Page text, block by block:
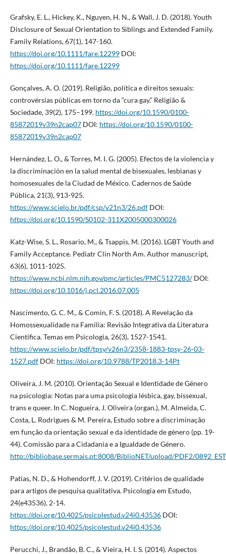
Grafsky, E. L., Hickey, K., Nguyen, H. N., & Wall, J. D. (2018). Youth
Disclosure of Sexual Orientation to Siblings and Extended Family.
Family Relations, 67(1), 147-160.
https://doi.org/10.1111/fare.12299DOI:
https://doi.org/10.1111/fare.12299
Gonçalves, A. O. (2019). Religião, política e direitos sexuais:
controvérsias públicas em torno da “cura gay.” Religião &
Sociedade, 39(2), 175–199. https://doi.org/10.1590/0100-
85872019v39n2cap07DOI: https://doi.org/10.1590/0100-
85872019v39n2cap07
Hernández, L. O., & Torres, M. I. G. (2005). Efectos de la violencia y
la discriminación en la salud mental de bisexuales, lesbianas y
homosexuales de la Ciudad de México. Cadernos de Saúde
Pública, 21(3), 913-925.
https://www.scielo.br/pdf/csp/v21n3/26.pdfDOI:
https://doi.org/10.1590/S0102-311X2005000300026
Katz-Wise, S. L., Rosario, M., & Tsappis, M. (2016). LGBT Youth and
Family Acceptance. Pediatr Clin North Am. Author manuscript,
63(6), 1011-1025.
https://www.ncbi.nlm.nih.gov/pmc/articles/PMC5127283/DOI:
https://doi.org/10.1016/j.pcl.2016.07.005
Nascimento, G. C. M., & Comin, F. S. (2018). A Revelação da
Homossexualidade na Família: Revisão Integrativa da Literatura
Científica. Temas em Psicologia, 26(3), 1527-1541.
https://www.scielo.br/pdf/tpsy/v26n3/2358-1883-tpsy-26-03-
1527.pdfDOI: https://doi.org/10.9788/TP2018.3-14Pt
Oliveira, J. M. (2010). Orientação Sexual e Identidade de Género
na psicologia: Notas para uma psicologia lésbica, gay, bissexual,
trans e queer. In C. Nogueira, J. Oliveira (organ.), M. Almeida, C.
Costa, L. Rodrigues & M. Pereira, Estudo sobre a discriminação
em função da orientação sexual e da identidade de género (pp. 19-
44). Comissão para a Cidadania e a Igualdade de Género.
http://bibliobase.sermais.pt:8008/BiblioNET/upload/PDF2/
Patias, N. D., & Hohendorff, J. V. (2019). Critérios de qualidade
para artigos de pesquisa qualitativa. Psicologia em Estudo,
24(e43536), 2-14.
https://doi.org/10.4025/psicolestud.v24i0.43536DOI:
https://doi.org/10.4025/psicolestud.v24i0.43536
Perucchi, J., Brandão, B. C., & Vieira, H. I. S. (2014). Aspectos